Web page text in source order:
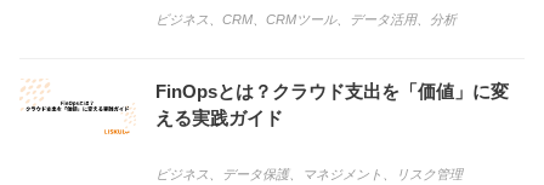
ビジネス CRM CRMツール、 データ活用、 分析
FinOpsとは？クラウド支出を「価値」に変
える実践ガイド
ビジネス データ保護、 マネジメント
リスク管理